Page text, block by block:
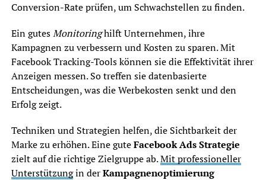
Conversion-Rate prüfen, um Schwachstellen zu finden.
Ein gutesMonitoringhilft Unternehmen, ihre
Kampagnen zu verbessern und Kosten zu sparen. Mit
Facebook Tracking-Tools können sie die Effektivität ihrer
Anzeigen messen. So treffen sie datenbasierte
Entscheidungen, was die Werbekosten senkt und den
Erfolg zeigt.
Techniken und Strategien helfen, die Sichtbarkeit der
Marke zu erhöhen. Eine guteFacebook Ads Strategie
zielt auf die richtige Zielgruppe ab.Mit professioneller
Unterstützungin derKampagnenoptimierung